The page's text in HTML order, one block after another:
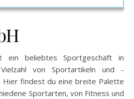
ein beliebtes Sportgeschäft in
von Sportartikeln und -
Hier findest du eine breite Palette
Sportarten, von Fitness und